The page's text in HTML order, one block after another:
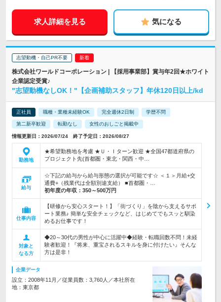
求人詳細を見る 気になる
志望動機・自己PR不要
株式会社ワールドコーポレーション | 【採用事業部】賞与年2回★ホワイト
企業認定受賞♪
"志望動機なしOK！"【企画補助スタッフ】年休120日以上/kd
正社員 職種・業種未経験OK 完全週休2日制 学歴不問
第二新卒歓迎 転勤なし 女性のおしごと掲載中
情報更新日：2026/07/24 終了予定日：2026/08/27
勤務地
★希望勤務地を考慮 ★Ｕ・Ｉターン歓迎 ★全国47都道府県の
プロジェクト先(首都圏・東北・関西・中…
給与
☆下記の給与から給与形態の選択が可能です☆ ＜１＞月給+交
通費+（残業代は全額別途支給） ■首都圏・…
初年度の年収： 350～500万円
仕事内容
【研修から安心スタート！】「街づくり」を陰から支えるサポ
ート業務♪ 簡単な安全チェックなど、はじめてでもスッと馴染
めるお仕事です！
対象と
なる方
◆20～30代の男性が中心に活躍中◆経験・転職回数不問！未経
験者歓迎！『将来、重宝されるスキルを身に付けたい』そんな
方は是非！
企業データ
設立：2008年11月／従業員数：3,760人／本社所在
地：東京都